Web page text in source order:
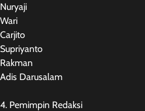
Nuryaji
Wari
Carjito
Supriyanto
Rakman
Adis Darusalam
4. Pemimpin Redaksi